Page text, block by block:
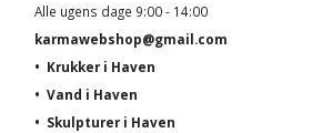
Alle ugens dage 9:00 - 14:00
karmawebshop@gmail.com
• Krukker i Haven
• Vand i Haven
• Skulpturer i Haven